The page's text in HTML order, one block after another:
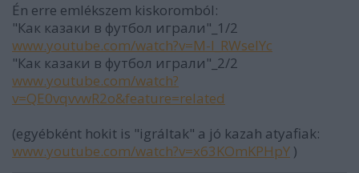
Én erre emlékszem kiskoromból:
"Как казаки в футбол играли"_1/2
www.youtube.com/watch?v=M-l_RWselYc
"Как казаки в футбол играли"_2/2
www.youtube.com/watch?
v=QE0vqvvwR2o&feature=related
(egyébként hokit is "igráltak" a jó kazah atyafiak:
www.youtube.com/watch?v=x63KOmKPHpY )